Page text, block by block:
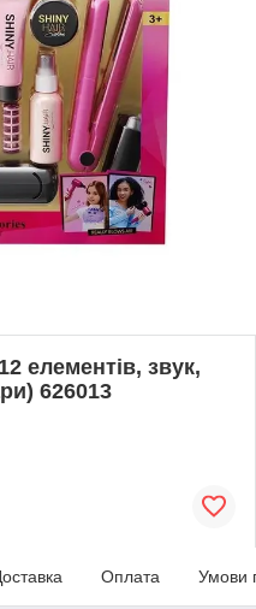
елементів, звук,
626013
Оплата Умови